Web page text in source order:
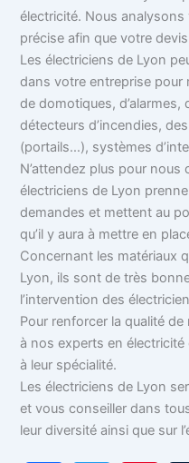
électricité. Nous
précise afin que votre
Les électriciens de Lyon
dans votre entreprise
de domotiques,
détecteurs d’incendies,
(portails…), systèmes
N’attendez plus pour nous
électriciens de Lyon
demandes et mettent au
qu’il y aura à mettre en
Concernant les matériaux
Lyon, ils sont de très
l’intervention des
Pour renforcer la qualité
à nos experts en électricité
à leur spécialité.
Les électriciens de Lyon
et vous conseiller dans
leur diversité ainsi que sur